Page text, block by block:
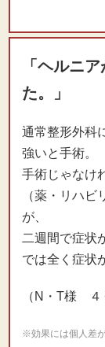
「ヘルニ
た。」
通常整形外科
強いと手術。
手術じゃなけ
（薬・リハビ
が、
二週間で症状
では全く症状
（N・T様
※効果には個人差